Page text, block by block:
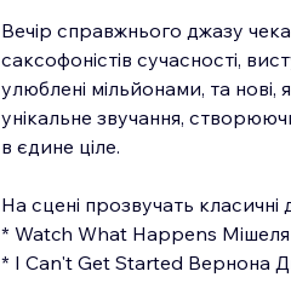
Вечір справжнього джазу
саксофоністів сучасності,
улюблені мільйонами, та нові,
унікальне звучання,
в єдине ціле.
На сцені прозвучать класичні
* Watch What Happens
* I Can't Get Started Вернона